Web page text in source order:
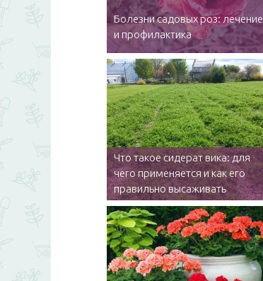
Болезни садовых роз: лечение
и профилактика
Что такое сидерат вика: для
чего применяется и как его
правильно высаживать